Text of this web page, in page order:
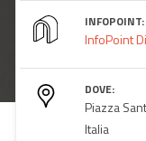
INFOPOINT:
InfoPoint
DOVE:
Piazza
Italia